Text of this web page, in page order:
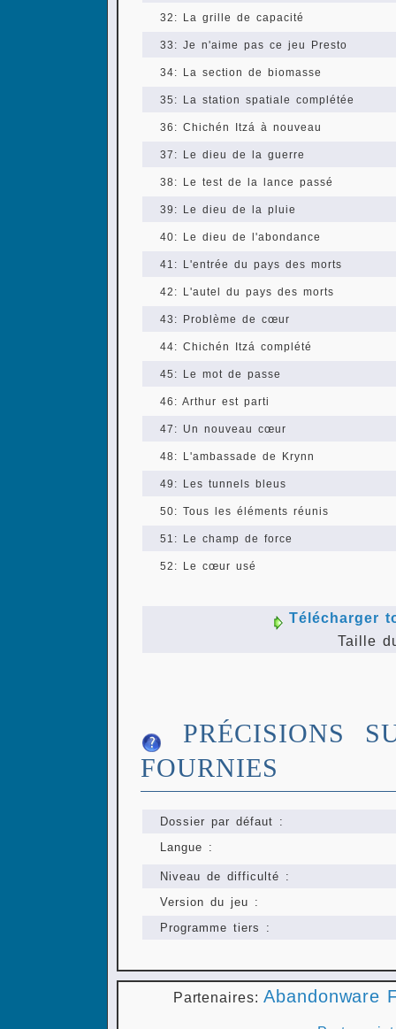
32: La grille de capacité
33: Je n'aime pas ce jeu Presto
34: La section de biomasse
35: La station spatiale complétée
36: Chichén Itzá à nouveau
37: Le dieu de la guerre
38: Le test de la lance passé
39: Le dieu de la pluie
40: Le dieu de l'abondance
41: L'entrée du pays des morts
42: L'autel du pays des morts
43: Problème de cœur
44: Chichén Itzá complété
45: Le mot de passe
46: Arthur est parti
47: Un nouveau cœur
48: L'ambassade de Krynn
49: Les tunnels bleus
50: Tous les éléments réunis
51: Le champ de force
52: Le cœur usé
Télécharger
Taille
PRÉCISIONS
FOURNIES
Dossier par défaut :
Langue :
Niveau de difficulté :
Version du jeu :
Programme tiers :
Partenaires:Abandonware